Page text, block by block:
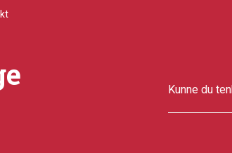
Kunne du